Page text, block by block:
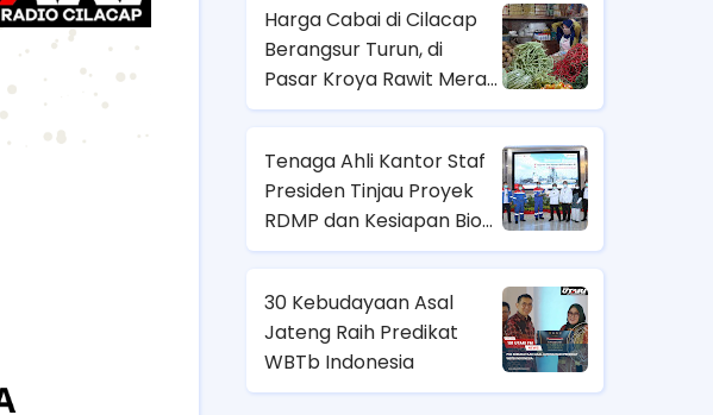
Harga Cabai di Cilacap
Berangsur Turun, di
Pasar Kroya Rawit Merah
Rp 65 Ribu Per Kg
Tenaga Ahli Kantor Staf
Presiden Tinjau Proyek
RDMP dan Kesiapan Bio
Refinery di Kilang Cilacap
30 Kebudayaan Asal
Jateng Raih Predikat
WBTb Indonesia